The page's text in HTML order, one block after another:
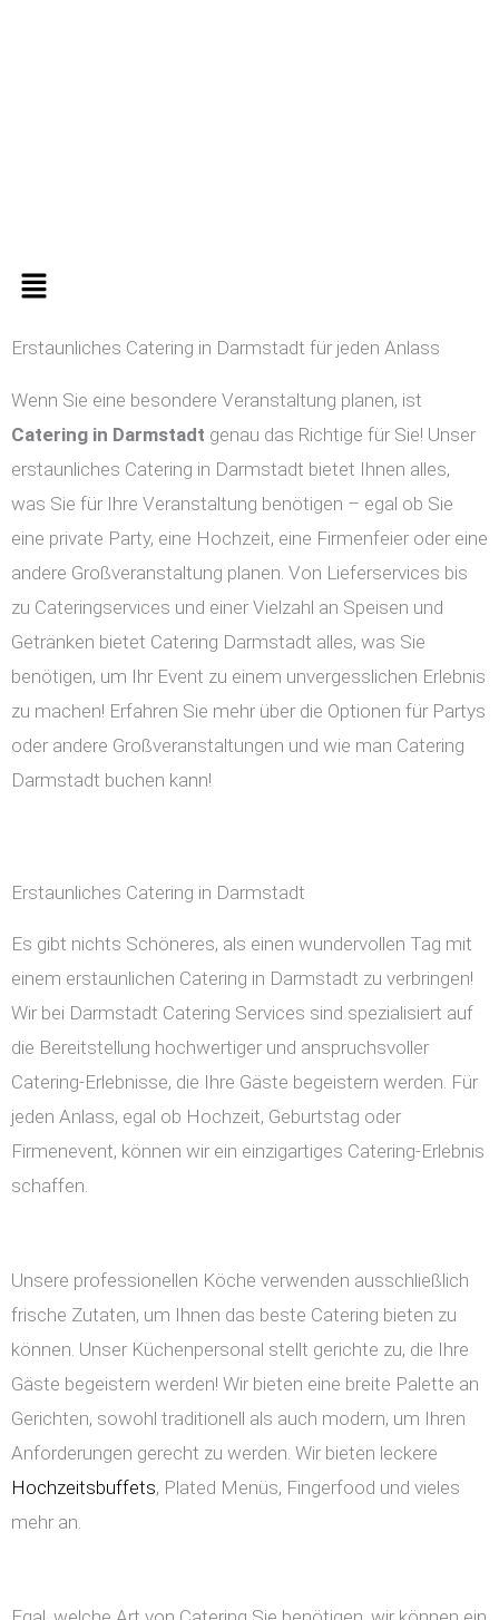
Menü
Erstaunliches Catering in Darmstadt für jeden Anlass
Wenn Sie eine besondere Veranstaltung planen, ist
Catering in Darmstadt genau das Richtige für Sie! Unser
erstaunliches Catering in Darmstadt bietet Ihnen alles,
was Sie für Ihre Veranstaltung benötigen – egal ob Sie
eine private Party, eine Hochzeit, eine Firmenfeier oder eine
andere Großveranstaltung planen. Von Lieferservices bis
zu Cateringservices und einer Vielzahl an Speisen und
Getränken bietet Catering Darmstadt alles, was Sie
benötigen, um Ihr Event zu einem unvergesslichen Erlebnis
zu machen! Erfahren Sie mehr über die Optionen für Partys
oder andere Großveranstaltungen und wie man Catering
Darmstadt buchen kann!
Erstaunliches Catering in Darmstadt
Es gibt nichts Schöneres, als einen wundervollen Tag mit
einem erstaunlichen Catering in Darmstadt zu verbringen!
Wir bei Darmstadt Catering Services sind spezialisiert auf
die Bereitstellung hochwertiger und anspruchsvoller
Catering-Erlebnisse, die Ihre Gäste begeistern werden. Für
jeden Anlass, egal ob Hochzeit, Geburtstag oder
Firmenevent, können wir ein einzigartiges Catering-Erlebnis
schaffen.
Unsere professionellen Köche verwenden ausschließlich
frische Zutaten, um Ihnen das beste Catering bieten zu
können. Unser Küchenpersonal stellt gerichte zu, die Ihre
Gäste begeistern werden! Wir bieten eine breite Palette an
Gerichten, sowohl traditionell als auch modern, um Ihren
Anforderungen gerecht zu werden. Wir bieten leckere
Hochzeitsbuffets, Plated Menüs, Fingerfood und vieles
mehr an.